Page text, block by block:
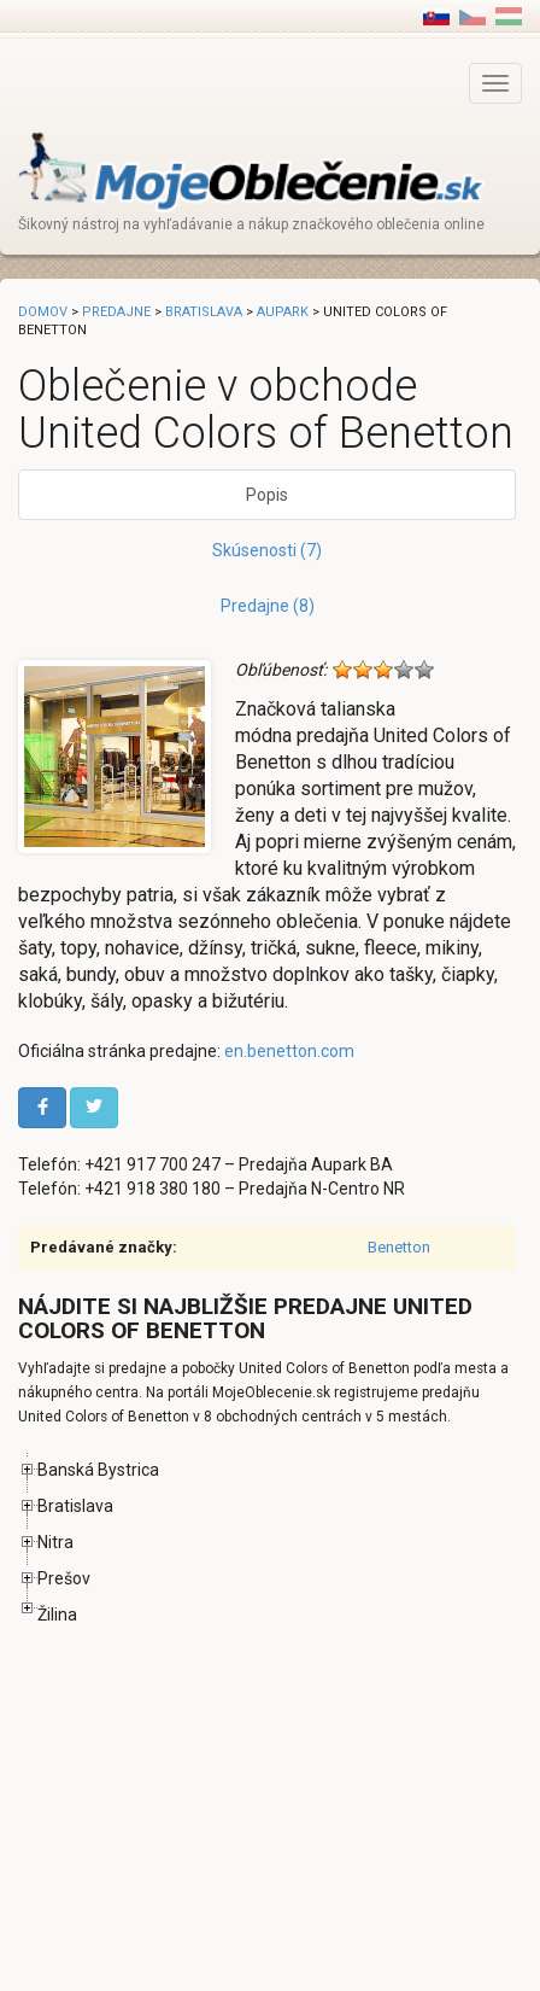
Main
Menu
Šikovný nástroj na vyhľadávanie a nákup značkového oblečenia online
DOMOV > PREDAJNE > BRATISLAVA > AUPARK > UNITED COLORS OF
BENETTON
Oblečenie v obchode
United Colors of Benetton
Popis
Skúsenosti (7)
Predajne (8)
Obľúbenosť:
Značková talianska
módna predajňa United Colors of
Benetton s dlhou tradíciou
ponúka sortiment pre mužov,
ženy a deti v tej najvyššej kvalite.
Aj popri mierne zvýšeným cenám,
ktoré ku kvalitným výrobkom
bezpochyby patria, si však zákazník môže vybrať z
veľkého množstva sezónneho oblečenia. V ponuke nájdete
šaty, topy, nohavice, džínsy, tričká, sukne, fleece, mikiny,
saká, bundy, obuv a množstvo doplnkov ako tašky, čiapky,
klobúky, šály, opasky a bižutériu.
Oficiálna stránka predajne: en.benetton.com
Telefón: +421 917 700 247 – Predajňa Aupark BA
Telefón: +421 918 380 180 – Predajňa N-Centro NR
Predávané značky: Benetton
NÁJDITE SI NAJBLIŽŠIE PREDAJNE UNITED
COLORS OF BENETTON
Vyhľadajte si predajne a pobočky United Colors of Benetton podľa mesta a
nákupného centra. Na portáli MojeOblecenie.sk registrujeme predajňu
United Colors of Benetton v 8 obchodných centrách v 5 mestách.
Banská Bystrica
Bratislava
Nitra
Prešov
Žilina